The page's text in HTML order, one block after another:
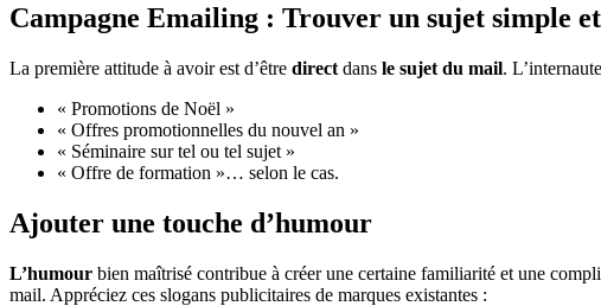
Campagne Emailing : Trouver un sujet simple
La première attitude à avoir est d’être direct dans le sujet du mail.
« Promotions de Noël »
« Offres promotionnelles du nouvel an »
« Séminaire sur tel ou tel sujet »
« Offre de formation »… selon le cas.
Ajouter une touche d’humour
L’humour bien maîtrisé contribue à créer une certaine familiarité et une
mail. Appréciez ces slogans publicitaires de marques existantes :